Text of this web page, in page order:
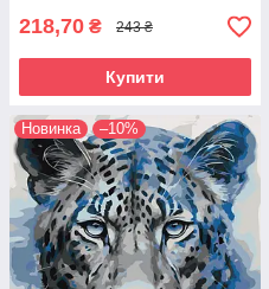
218,70 ₴ 243 ₴
Купити
Новинка –10%